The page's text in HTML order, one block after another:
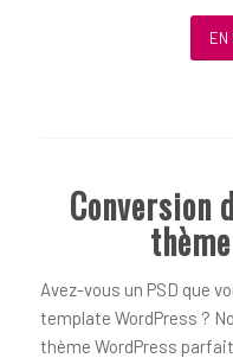
EN
Conversion
Avez-vous un PSD que
template WordPress ?
thème WordPress